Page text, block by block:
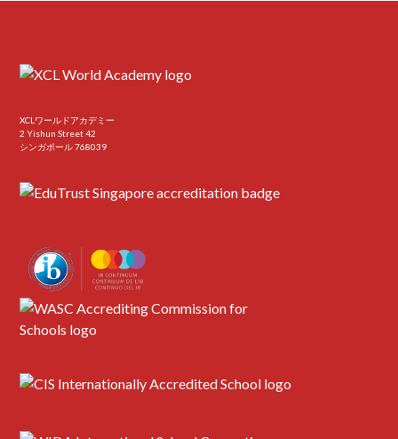
XCLワールドアカデミー
2 Yishun Street 42
シンガポール 768039